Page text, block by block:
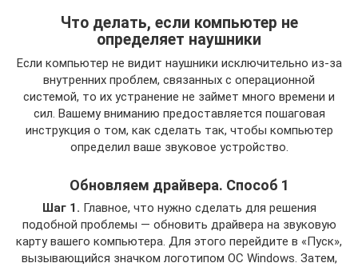
Что делать, если компьютер не
определяет наушники
Если компьютер не видит наушники исключительно из-за
внутренних проблем, связанных с операционной
системой, то их устранение не займет много времени и
сил. Вашему вниманию предоставляется пошаговая
инструкция о том, как сделать так, чтобы компьютер
определил ваше звуковое устройство.
Обновляем драйвера. Способ 1
Шаг 1. Главное, что нужно сделать для решения
подобной проблемы — обновить драйвера на звуковую
карту вашего компьютера. Для этого перейдите в «Пуск»,
вызывающийся значком логотипом ОС Windows. Затем,